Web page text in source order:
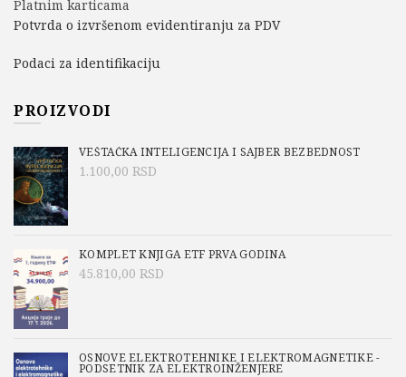
Platnim karticama
Potvrda o izvršenom evidentiranju za PDV
Podaci za identifikaciju
PROIZVODI
VEŠTAČKA INTELIGENCIJA I SAJBER BEZBEDNOST
1.100,00 RSD
KOMPLET KNJIGA ETF PRVA GODINA
45.810,00 RSD
OSNOVE ELEKTROTEHNIKE I ELEKTROMAGNETIKE -
PODSETNIK ZA ELEKTROINŽENJERE